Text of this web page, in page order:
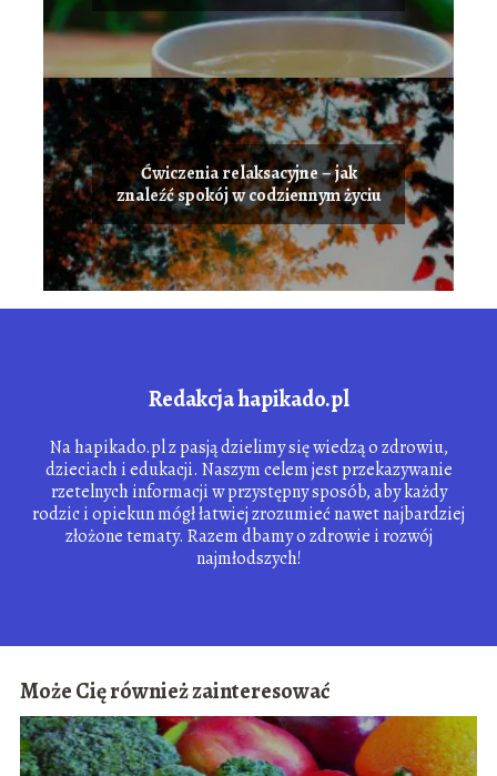
Ćwiczenia relaksacyjne – jak
znaleźć spokój w codziennym życiu
Redakcja hapikado.pl
Na hapikado.pl z pasją dzielimy się wiedzą o zdrowiu,
dzieciach i edukacji. Naszym celem jest przekazywanie
rzetelnych informacji w przystępny sposób, aby każdy
rodzic i opiekun mógł łatwiej zrozumieć nawet najbardziej
złożone tematy. Razem dbamy o zdrowie i rozwój
najmłodszych!
Może Cię również zainteresować